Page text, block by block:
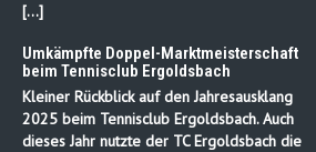
[…]
Umkämpfte Doppel-Marktmeisterschaft
beim Tennisclub Ergoldsbach
Kleiner Rückblick auf den Jahresausklang
2025 beim Tennisclub Ergoldsbach. Auch
dieses Jahr nutzte der TC Ergoldsbach die